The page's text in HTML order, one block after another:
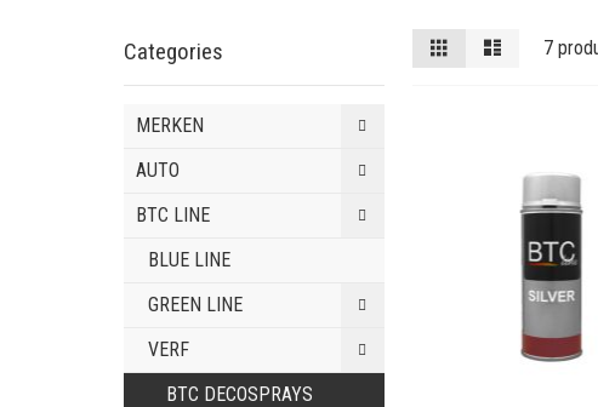
Tonen
als
Foto-
tabel
7
Categories
MERKEN
AUTO
BTC LINE
BLUE LINE
GREEN LINE
VERF
BTC DECOSPRAYS